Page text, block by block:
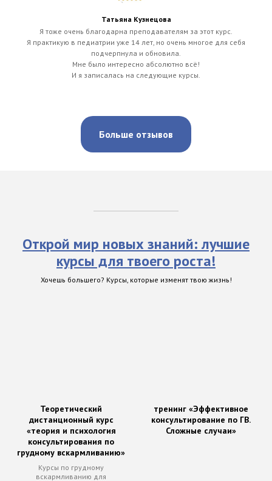
Татьяна Кузнецова
Я тоже очень благодарна преподавателям за этот курс.
Я практикую в педиатрии уже 14 лет, но очень многое для себя
подчерпнула и обновила.
Мне было интересно абсолютно всё!
И я записалась на следующие курсы.
Больше отзывов
Открой мир новых знаний: лучшие
курсы для твоего роста!
Хочешь большего? Курсы, которые изменят твою жизнь!
Теоретический
дистанционный курс
«теория и психология
консультирования по
грудному вскармливанию»
Курсы по грудному
вскармливанию для
тренинг «Эффективное
консультирование по ГВ.
Сложные случаи»